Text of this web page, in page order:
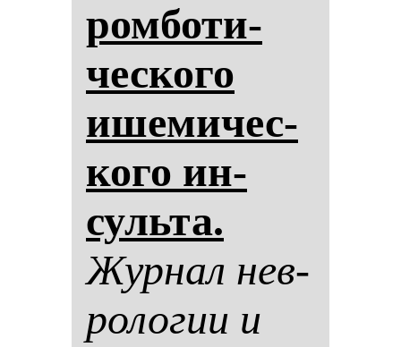
ром­бо­ти­
чес­ко­го
ише­ми­чес­
ко­го ин­
суль­та.
Жур­нал нев­
ро­ло­гии и